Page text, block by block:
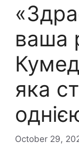
ваша
яка
October 29,